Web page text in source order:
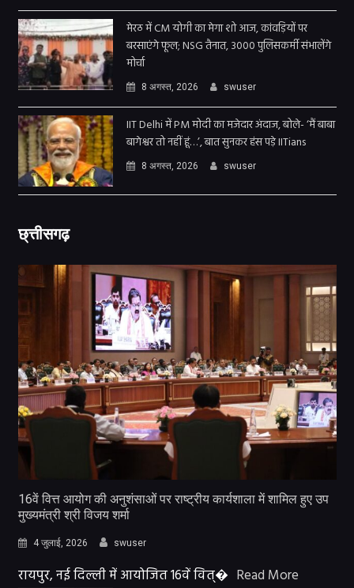
मेरठ में CM योगी का मेगा शो आज, कांवड़ियों पर
बरसाएंगे फूल; NSG तैनात, 3000 पुलिसकर्मी संभालेंगे
मोर्चा
8 अगस्त, 2026 swuser
IIT Delhi में PM मोदी का मजेदार अंदाज, बोले- ‘मैं बाबा
बागेश्वर तो नहीं हूं…’, बात सुनकर हंस पड़े IITians
8 अगस्त, 2026 swuser
छ्त्तीसगढ़
16वें वित्त आयोग की अनुशंसाओं पर राष्ट्रीय कार्यशाला में शामिल हुए उप
मुख्यमंत्री श्री विजय शर्मा
4 जुलाई, 2026 swuser
रायपुर, नई दिल्ली में आयोजित 16वें वित्� Read More